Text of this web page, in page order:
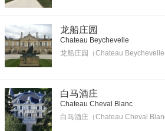
龙船庄园
Chateau Beychevelle
龙船庄园（Chateau
白马酒庄
Chateau Cheval Blanc
白马酒庄（Chateau Cheval